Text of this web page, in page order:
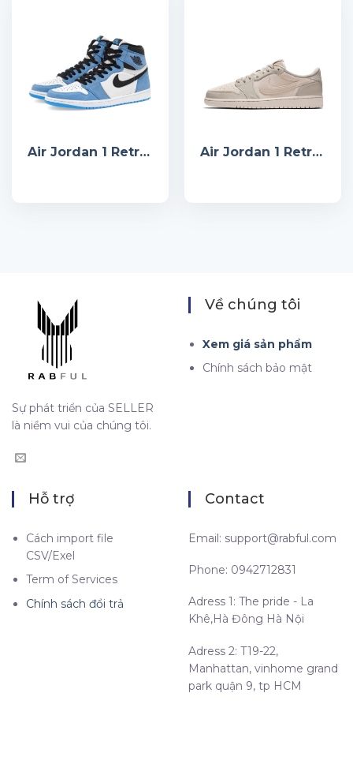
Air Jordan 1 Retro High OG University Blue Air Jordan 1 Retro Low OG Premium ‘Orewood’
Sự phát triển của SELLER
là niềm vui của chúng tôi.
Về chúng tôi
Xem giá sản phẩm
Chính sách bảo mật
Hỗ trợ
Cách import file
CSV/Exel
Term of Services
Chính sách đổi trả
Contact
Email: support@rabful.com
Phone: 0942712831
Adress 1: The pride - La
Khê,Hà Đông Hà Nội
Adress 2: T19-22,
Manhattan, vinhome grand
park quận 9, tp HCM